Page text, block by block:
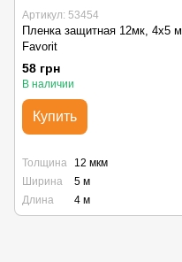
Артикул: 53454
Пленка защитная 12мк, 4х5 м
Favorit
58 грн
В наличии
Купить
Толщина
12 мкм
Ширина
5 м
Длина
4 м